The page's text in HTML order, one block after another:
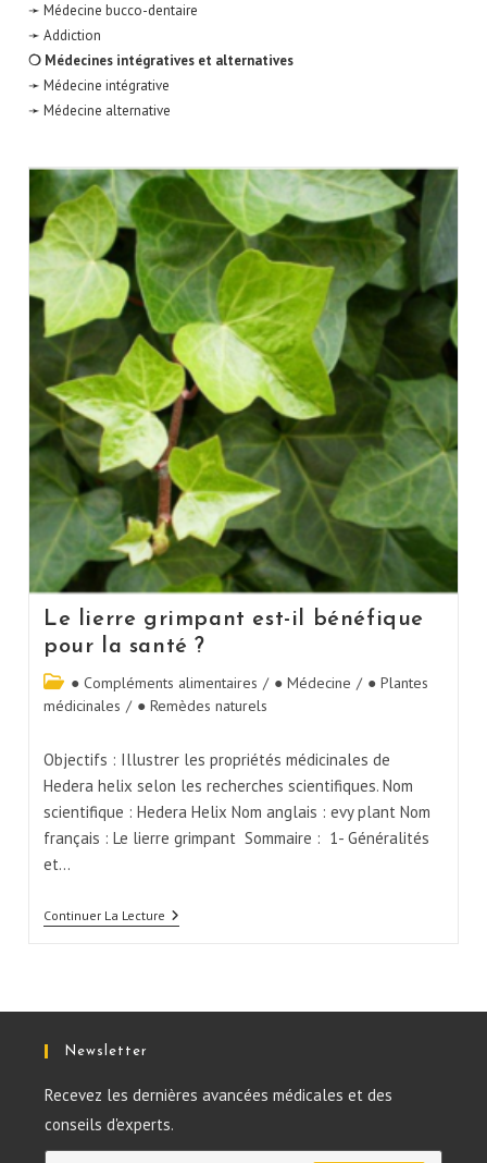
➛ Médecine bucco-dentaire
➛ Addiction
❍ Médecines intégratives et alternatives
➛ Médecine intégrative
➛ Médecine alternative
Le lierre grimpant est-il bénéfique
pour la santé ?
● Compléments alimentaires / ● Médecine / ● Plantes
médicinales / ● Remèdes naturels
Objectifs : Illustrer les propriétés médicinales de
Hedera helix selon les recherches scientifiques. Nom
scientifique : Hedera Helix Nom anglais : evy plant Nom
français : Le lierre grimpant Sommaire : 1- Généralités
et…
Continuer La Lecture
Newsletter
Recevez les dernières avancées médicales et des
conseils d'experts.